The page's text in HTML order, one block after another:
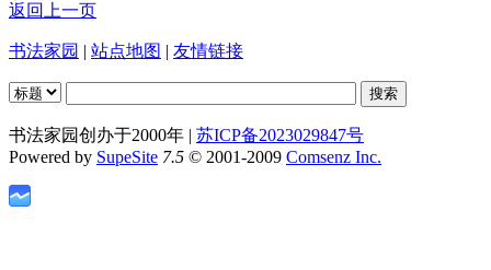
返回上一页
书法家园 | 站点地图 | 友情链接
书法家园创办于2000年 | 苏ICP备2023029847号
Powered by SupeSite 7.5 © 2001-2009 Comsenz Inc.